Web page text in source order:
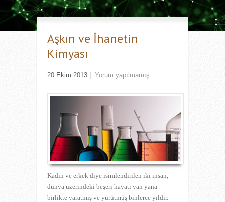
Aşkın ve İhanetin
Kimyası
20 Ekim 2013 Yorum yapılmamış
Kadın ve erkek diye isimlendirilen iki insan,
dünya üzerindeki beşeri hayatı yan yana
birlikte yaratmış ve yürütmüş binlerce yıldır.